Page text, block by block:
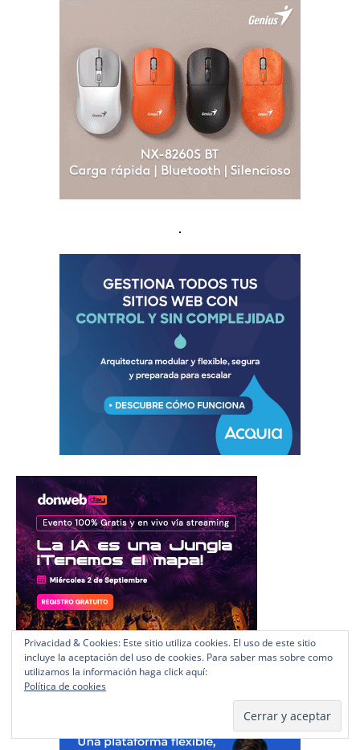
Privacidad & Cookies: Este sitio utiliza cookies. El uso de este sitio
incluye la aceptación del uso de cookies. Para saber mas sobre como
utilizamos la información haga click aquí:
Política de cookies